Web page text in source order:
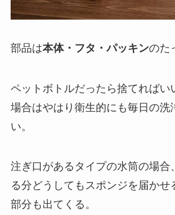
部品は本体・フタ・パッキンのた
ペットボトルだったら捨てればい
場合はやはり衛生的にも毎日の洗
い。
注ぎ口があるタイプの水筒の場合
る分どうしてもスポンジを届かせ
部分も出てくる。